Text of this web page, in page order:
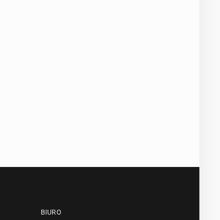
BIURO